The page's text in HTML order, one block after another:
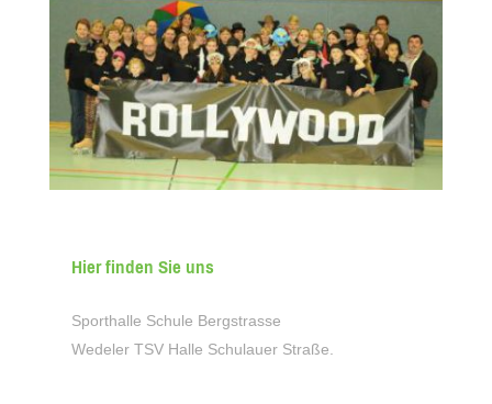
Hier finden Sie uns
Sporthalle Schule Bergstrasse
Wedeler TSV Halle Schulauer Straße.